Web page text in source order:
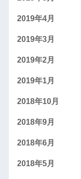
2019年4月
2019年3月
2019年2月
2019年1月
2018年10月
2018年9月
2018年6月
2018年5月